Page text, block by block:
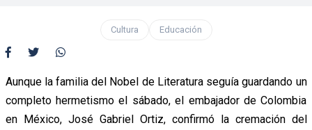
Cultura Educación
Aunque la familia del Nobel de Literatura seguía guardando un
completo hermetismo el sábado, el embajador de Colombia
en México, José Gabriel Ortiz, confirmó la cremación del